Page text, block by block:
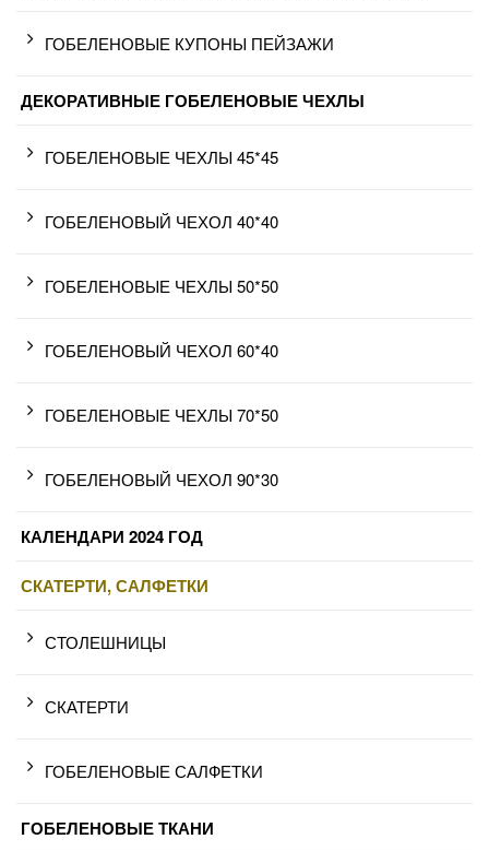
ГОБЕЛЕНОВЫЕ КУПОНЫ ПЕЙЗАЖИ
ДЕКОРАТИВНЫЕ ГОБЕЛЕНОВЫЕ ЧЕХЛЫ
ГОБЕЛЕНОВЫЕ ЧЕХЛЫ 45*45
ГОБЕЛЕНОВЫЙ ЧЕХОЛ 40*40
ГОБЕЛЕНОВЫЕ ЧЕХЛЫ 50*50
ГОБЕЛЕНОВЫЙ ЧЕХОЛ 60*40
ГОБЕЛЕНОВЫЕ ЧЕХЛЫ 70*50
ГОБЕЛЕНОВЫЙ ЧЕХОЛ 90*30
КАЛЕНДАРИ 2024 ГОД
СКАТЕРТИ, САЛФЕТКИ
СТОЛЕШНИЦЫ
СКАТЕРТИ
ГОБЕЛЕНОВЫЕ САЛФЕТКИ
ГОБЕЛЕНОВЫЕ ТКАНИ